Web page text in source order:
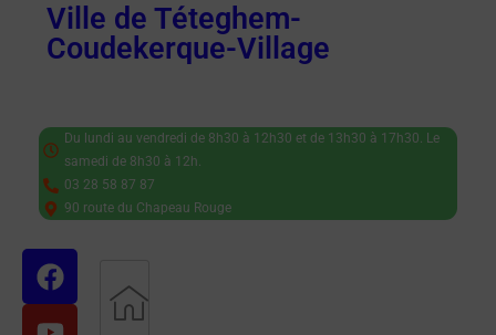
Ville de Téteghem-
Coudekerque-Village
Du lundi au vendredi de 8h30 à 12h30 et de 13h30 à 17h30. Le
samedi de 8h30 à 12h.
03 28 58 87 87
90 route du Chapeau Rouge